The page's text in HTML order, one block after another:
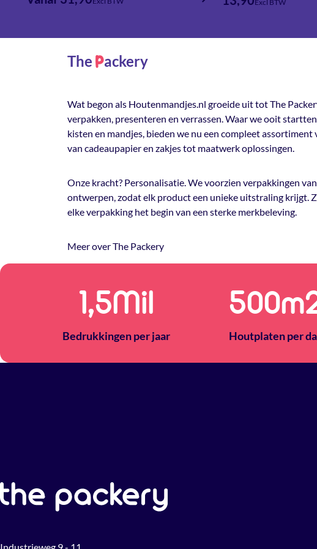
Excl BTW
The Packery
Wat begon als Houtenmandjes.nl groeide uit tot The
verpakken, presenteren en verrassen. Waar we ooit
kisten en mandjes, bieden we nu een compleet
van cadeaupapier en zakjes tot maatwerk oplossingen.
Onze kracht? Personalisatie. We voorzien verpakkingen
ontwerpen, zodat elk product een unieke uitstraling krijgt.
elke verpakking het begin van een sterke merkbeleving.
Meer over The Packery
1,5Mil
Bedrukkingen per jaar
500
Houtplaten per